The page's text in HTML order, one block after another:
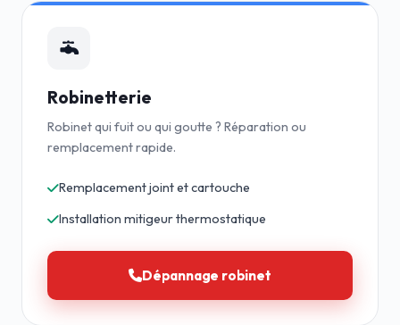
Robinetterie
Robinet qui fuit ou qui goutte ? Réparation ou
remplacement rapide.
Remplacement joint et cartouche
Installation mitigeur thermostatique
Dépannage robinet